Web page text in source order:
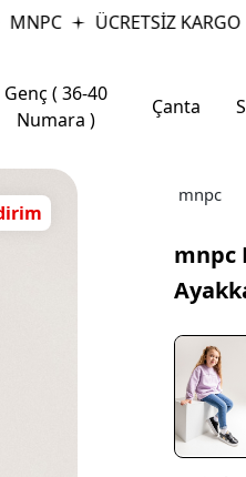
ÜCRETSİZ KARGO
Genç ( 36-40
Numara )
Çanta
mnpc
mnpc